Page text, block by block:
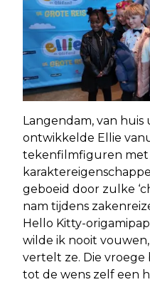
Langendam, van
ontwikkelde Ellie
tekenfilmfiguren
geboeid door zulke
nam tijdens
Hello Kitty-
wilde ik nooit
vertelt ze. Die
tot de wens zelf een